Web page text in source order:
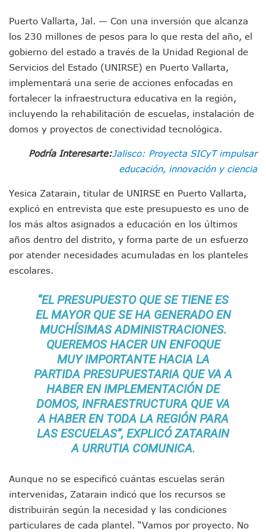
“Kato” Supera El Abandono Y Comienza Una Nueva Vida
México Necesitaba 600 Mil Empleos; Solo Generó 262 Mil
Munguía Es El Sexto Mejor Alcalde De Jalisco, Según
ATM Incorpora 20 Nuevos Camiones Al Corredor Bahía
Colectivos Piden A Lemus Más Ministerios Públicos Para
Avenida Federación En Puerto Vallarta Registra 80% De
Caída De “El Mencho” Elevó Percepción De Inseguridad
Mercado Vallarta Incluye Reúne A Emprendedores
Morenistas Imparten Taller En Puerto Vallarta
CEDHJ Señala Violaciones A Derechos De Víctima De
Ayutla Bajo Investigación Tras Reporte De Posible
Maleza Crece En Camellones De La Principal Avenida
Lluvias E Inundaciones No Detienen El Transporte Público
Entregan Aparato Auditivo A Don Juan Ramírez En Puerto
Juan Carlos Castro Realiza Asamblea Informativa En La
Huracán En Formación Podría Generar Oleaje Elevado En
Viajar A Puerto Vallarta Este Verano Puede Costar Hasta
Vecinos De La Playita Reciben A Juan Carlos Castro
Asesinan En Oaxaca Al Periodista Francisco Alejandro
Detienen A Cuatro Hombres Armados En Bucerías;
Yussara Canales Pide Transparencia Sobre Nuevo
Adultos Mayores De Ixtapa Tendrán Una “Casa De Día”
Mujeres Recorren Calles De Ixtapa Para Identificar
Bruno Blancas Convoca A Mesa De Análisis Para La
CUCosta E IMSS Nayarit Avanzan En Acuerdos Para
Videos De Presunto Convoy Armado Desatan Operativo
Playa Las Cocinas: Retiran Concesión Y Anuncian Plan De
Dr. Álvarez Zayas Dirige Plan De Salud Animal Y
Por Desaparición Forzada, Expolicías De Nayarit
“El Mayo” Zambada Es Condenado A Morir En Prisión En
Brigada Forense Brindará Atención A Familias De
Vecinos De Vallarta 500 Exponen Queja De Vialidades A
Pelea De Extranjera Durante Función De “La Odisea” En
Joven Esgrimista De Puerto Vallarta Asegura Lugar En El
Llegan Camiones “oruga” A Puerto Vallarta Con
Puerto Vallarta, Jal. — Con una inversión que alcanza
los 230 millones de pesos para lo que resta del año, el
gobierno del estado a través de la Unidad Regional de
Servicios del Estado (UNIRSE) en Puerto Vallarta,
implementará una serie de acciones enfocadas en
fortalecer la infraestructura educativa en la región,
incluyendo la rehabilitación de escuelas, instalación de
domos y proyectos de conectividad tecnológica.
Podría Interesarte:Jalisco: Proyecta SICyT impulsar
educación, innovación y ciencia
Yesica Zatarain, titular de UNIRSE en Puerto Vallarta,
explicó en entrevista que este presupuesto es uno de
los más altos asignados a educación en los últimos
años dentro del distrito, y forma parte de un esfuerzo
por atender necesidades acumuladas en los planteles
escolares.
“EL PRESUPUESTO QUE SE TIENE ES
EL MAYOR QUE SE HA GENERADO EN
MUCHÍSIMAS ADMINISTRACIONES.
QUEREMOS HACER UN ENFOQUE
MUY IMPORTANTE HACIA LA
PARTIDA PRESUPUESTARIA QUE VA A
HABER EN IMPLEMENTACIÓN DE
DOMOS, INFRAESTRUCTURA QUE VA
A HABER EN TODA LA REGIÓN PARA
LAS ESCUELAS”, EXPLICÓ ZATARAIN
A URRUTIA COMUNICA.
Aunque no se especificó cuántas escuelas serán
intervenidas, Zatarain indicó que los recursos se
distribuirán según la necesidad y las condiciones
particulares de cada plantel. “Vamos por proyecto. No